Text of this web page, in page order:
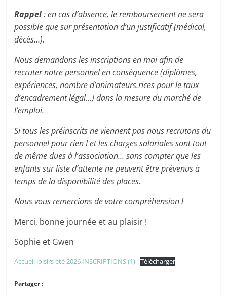
Rappel: en cas d’absence, le remboursement ne sera
possible que sur présentation d’un justificatif (médical,
décès…).
Nous demandons les inscriptions en mai afin de
recruter notre personnel en conséquence (diplômes,
expériences, nombre d’animateurs.rices pour le taux
d’encadrement légal…) dans la mesure du marché de
l’emploi.
Si tous les préinscrits ne viennent pas nous recrutons du
personnel pour rien ! et les charges salariales sont tout
de même dues à l’association… sans compter que les
enfants sur liste d’attente ne peuvent être prévenus à
temps de la disponibilité des places.
Nous vous remercions de votre compréhension !
Merci, bonne journée et au plaisir !
Sophie et Gwen
Accueil loisirs été 2026 INSCRIPTIONS (1) Télécharger
Partager :